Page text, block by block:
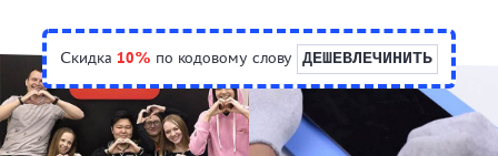
Скидка 10% по кодовому слову ДЕШЕВЛЕЧИНИТЬ